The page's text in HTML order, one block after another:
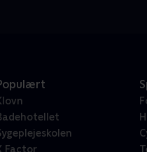
Factor